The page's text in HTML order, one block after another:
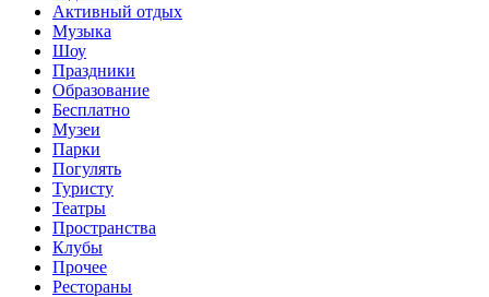
Активный отдых
Музыка
Шоу
Праздники
Образование
Бесплатно
Музеи
Парки
Погулять
Туристу
Театры
Пространства
Клубы
Прочее
Рестораны